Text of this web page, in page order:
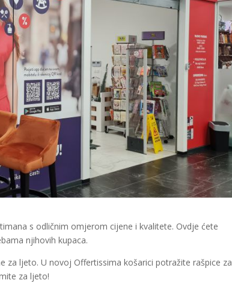
s odličnim omjerom cijene i kvalitete. Ovdje ćete
njihovih kupaca.
za ljeto. U novoj Offertissima košarici potražite rašpice za
za ljeto!